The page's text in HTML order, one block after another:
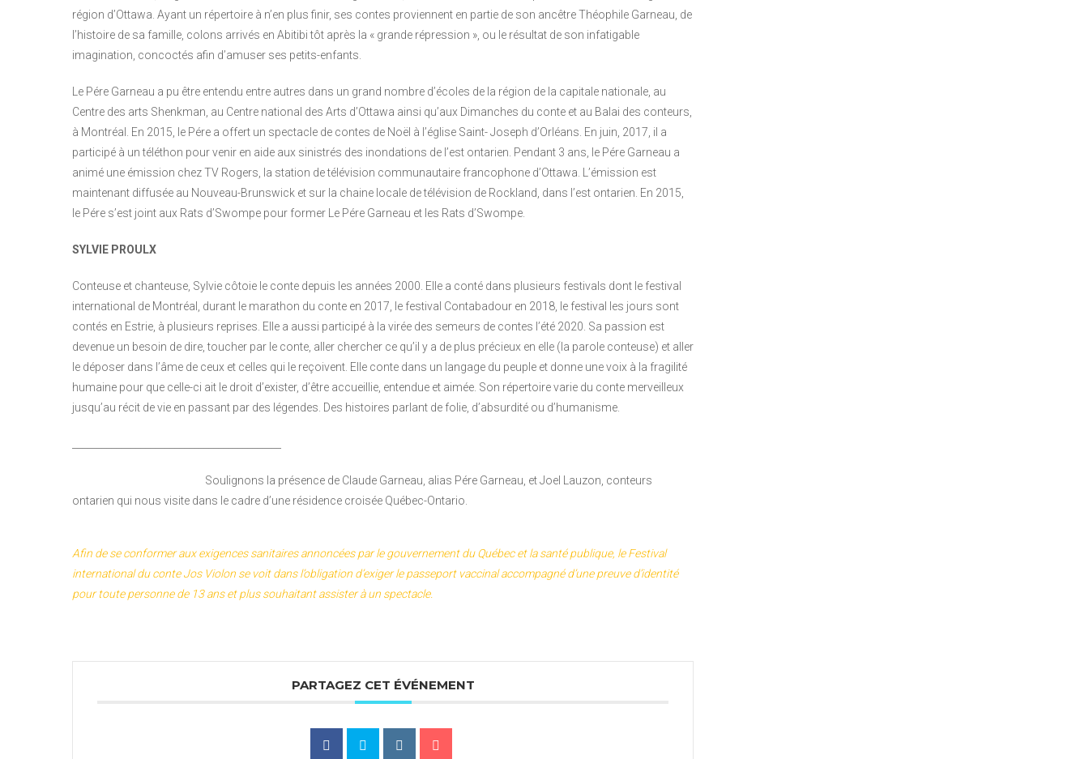
région d’Ottawa. Ayant un répertoire à n’en plus finir, ses contes proviennent en partie de son ancêtre Théophile Garneau, de
l’histoire de sa famille, colons arrivés en Abitibi tôt après la « grande répression », ou le résultat de son infatigable
imagination, concoctés afin d’amuser ses petits-enfants.
Le Pére Garneau a pu être entendu entre autres dans un grand nombre d’écoles de la région de la capitale nationale, au
Centre des arts Shenkman, au Centre national des Arts d’Ottawa ainsi qu’aux Dimanches du conte et au Balai des conteurs,
à Montréal. En 2015, le Pére a offert un spectacle de contes de Noël à l’église Saint- Joseph d’Orléans. En juin, 2017, il a
participé à un téléthon pour venir en aide aux sinistrés des inondations de l’est ontarien. Pendant 3 ans, le Pére Garneau a
animé une émission chez TV Rogers, la station de télévision communautaire francophone d’Ottawa. L’émission est
maintenant diffusée au Nouveau-Brunswick et sur la chaine locale de télévision de Rockland, dans l’est ontarien. En 2015,
le Pére s’est joint aux Rats d’Swompe pour former Le Pére Garneau et les Rats d’Swompe.
SYLVIE PROULX
Conteuse et chanteuse, Sylvie côtoie le conte depuis les années 2000. Elle a conté dans plusieurs festivals dont le festival
international de Montréal, durant le marathon du conte en 2017, le festival Contabadour en 2018, le festival les jours sont
contés en Estrie, à plusieurs reprises. Elle a aussi participé à la virée des semeurs de contes l’été 2020. Sa passion est
devenue un besoin de dire, toucher par le conte, aller chercher ce qu’il y a de plus précieux en elle (la parole conteuse) et aller
le déposer dans l’âme de ceux et celles qui le reçoivent. Elle conte dans un langage du peuple et donne une voix à la fragilité
humaine pour que celle-ci ait le droit d’exister, d’être accueillie, entendue et aimée. Son répertoire varie du conte merveilleux
jusqu’au récit de vie en passant par des légendes. Des histoires parlant de folie, d’absurdité ou d’humanisme.
Soulignons la présence de Claude Garneau, alias Pére Garneau, et Joel Lauzon, conteurs
ontarien qui nous visite dans le cadre d’une résidence croisée Québec-Ontario.
Afin de se conformer aux exigences sanitaires annoncées par le gouvernement du Québec et la santé publique, le Festival
international du conte Jos Violon se voit dans l’obligation d’exiger le passeport vaccinal accompagné d’une preuve d’identité
pour toute personne de 13 ans et plus souhaitant assister à un spectacle.
PARTAGEZ CET ÉVÉNEMENT